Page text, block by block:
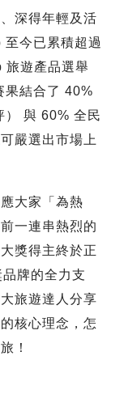
深得年輕及活
今已累積超過
旅遊產品選舉
果結合了 40%
） 與 60% 全民
嚴選出市場上
大家「為熱
一連串熱烈的
獎得主終於正
牌的全力支
旅遊達人分享
核心理念，怎
！